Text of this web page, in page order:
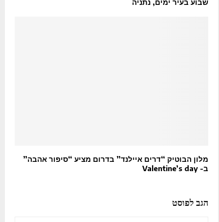
שבוע בעיר ימים, נתניה
מלון הבוטיק “דרים איילנד” בדרום מציע “סיפור אהבה”
ב- Valentine’s day
הגב לפוסט